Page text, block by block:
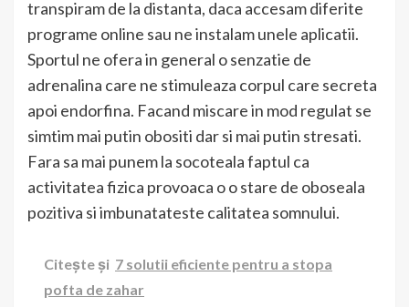
transpiram de la distanta, daca accesam diferite
programe online sau ne instalam unele aplicatii.
Sportul ne ofera in general o senzatie de
adrenalina care ne stimuleaza corpul care secreta
apoi endorfina. Facand miscare in mod regulat se
simtim mai putin obositi dar si mai putin stresati.
Fara sa mai punem la socoteala faptul ca
activitatea fizica provoaca o o stare de oboseala
pozitiva si imbunatateste calitatea somnului.
Citește și 7 solutii eficiente pentru a stopa
pofta de zahar